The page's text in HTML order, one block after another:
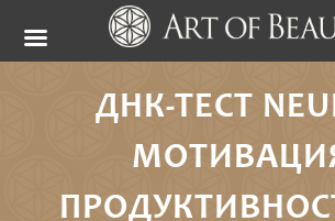
ДНК-ТЕСТ